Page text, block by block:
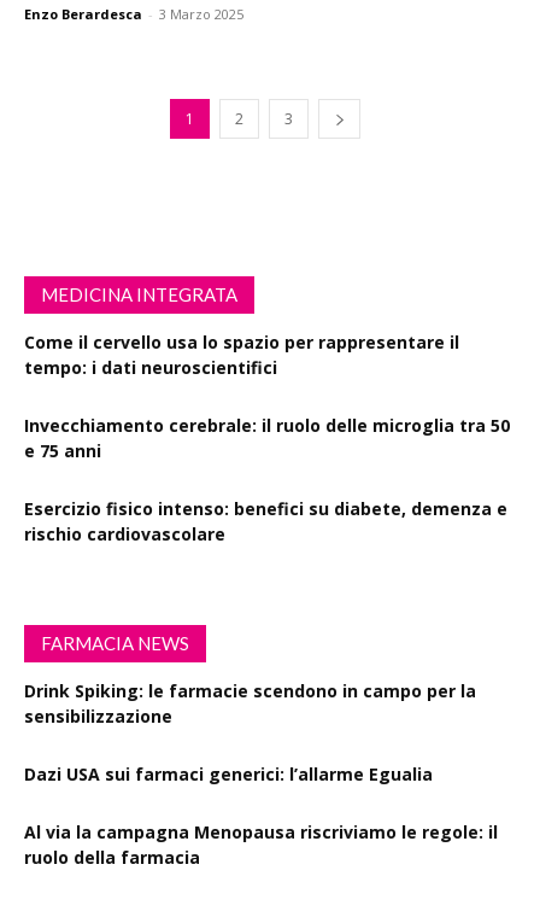
Enzo Berardesca - 3 Marzo 2025
1 2 3
MEDICINA INTEGRATA
Come il cervello usa lo spazio per rappresentare il
tempo: i dati neuroscientifici
Invecchiamento cerebrale: il ruolo delle microglia tra 50
e 75 anni
Esercizio fisico intenso: benefici su diabete, demenza e
rischio cardiovascolare
FARMACIA NEWS
Drink Spiking: le farmacie scendono in campo per la
sensibilizzazione
Dazi USA sui farmaci generici: l’allarme Egualia
Al via la campagna Menopausa riscriviamo le regole: il
ruolo della farmacia